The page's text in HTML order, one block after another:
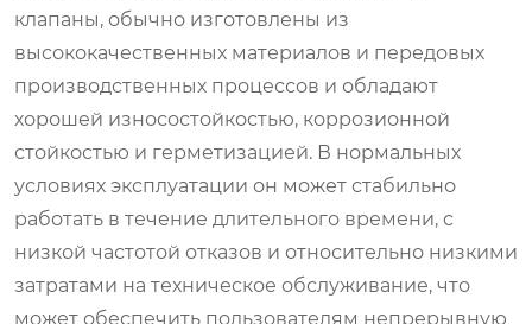
клапаны, обычно изготовлены из
высококачественных материалов и передовых
производственных процессов и обладают
хорошей износостойкостью, коррозионной
стойкостью и герметизацией. В нормальных
условиях эксплуатации он может стабильно
работать в течение длительного времени, с
низкой частотой отказов и относительно низкими
затратами на техническое обслуживание, что
может обеспечить пользователям непрерывную